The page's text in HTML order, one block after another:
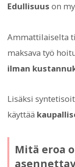
Edullisuus on
Ammattilaiselta
maksava työ
ilman
Lisäksi
käyttää
Mitä eroa